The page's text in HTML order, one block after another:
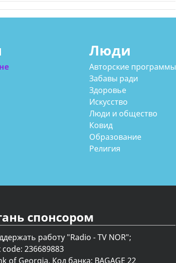
Люди
Авторские программы
Забавы ради
Здоровье
Искусство
Люди и общество
Ковид
Образование
Религия
спонсором
работу "Radio - TV NOR";
code: 236689883
of Georgia, Код банка: BAGAGE 22